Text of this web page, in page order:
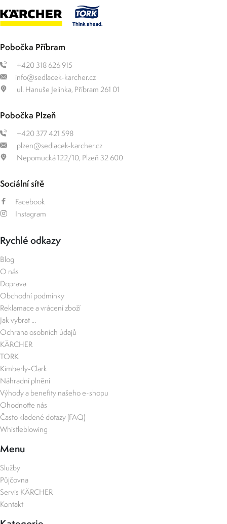
Pobočka Příbram
+420 318 626 915
info@sedlacek-karcher.cz
ul. Hanuše Jelínka, Příbram 261 01
Pobočka Plzeň
+420 377 421 598
plzen@sedlacek-karcher.cz
Nepomucká 122/10, Plzeň 32 600
Sociální sítě
Facebook
Instagram
Rychlé odkazy
Blog
O nás
Doprava
Obchodní podmínky
Reklamace a vrácení zboží
Jak vybrat ...
Ochrana osobních údajů
KÄRCHER
TORK
Kimberly-Clark
Náhradní plnění
Výhody a benefity našeho e-shopu
Ohodnoťte nás
Často kladené dotazy (FAQ)
Whistleblowing
Menu
Služby
Půjčovna
Servis KÄRCHER
Kontakt